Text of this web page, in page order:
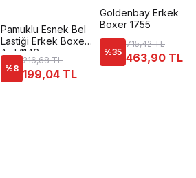
Pamuklu Esnek Bel
Lastiği Erkek Boxer
Anıt 1146
%8
216,68 TL
199,04 TL
Goldenbay Erkek
Boxer 1755
%35
715,42 TL
463,90 TL